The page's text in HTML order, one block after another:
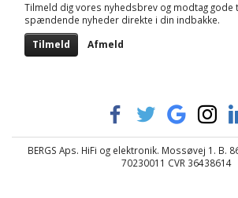
Tilmeld dig vores nyhedsbrev og modtag gode
spændende nyheder direkte i din indbakke.
Tilmeld Afmeld
BERGS Aps. HiFi og elektronik. Mossøvej 1. B.
70230011 CVR 36438614